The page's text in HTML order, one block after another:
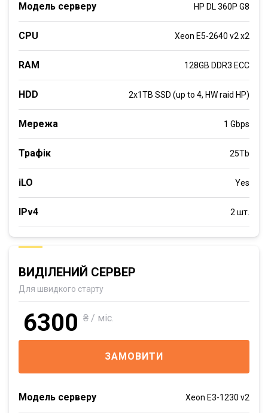
Модель серверу HP DL 360P G8
CPU Xeon E5-2640 v2 x2
RAM 128GB DDR3 ECC
HDD 2x1TB SSD (up to 4, HW raid HP)
Мережа 1 Gbps
Трафік 25Tb
iLO Yes
IPv4 2 шт.
ВИДІЛЕНИЙ СЕРВЕР
Для швидкого старту
6300 ₴ / міс.
ЗАМОВИТИ
Модель серверу Xeon E3-1230 v2